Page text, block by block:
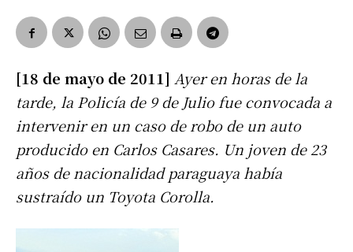
[18 de mayo de 2011] Ayer en horas de la
tarde, la Policía de 9 de Julio fue convocada a
intervenir en un caso de robo de un auto
producido en Carlos Casares. Un joven de 23
años de nacionalidad paraguaya había
sustraído un Toyota Corolla.